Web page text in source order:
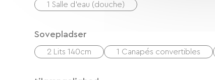
1 Salle d'eau (douche)
Sovepladser
2 Lits 140cm 1 Canapés convertibles